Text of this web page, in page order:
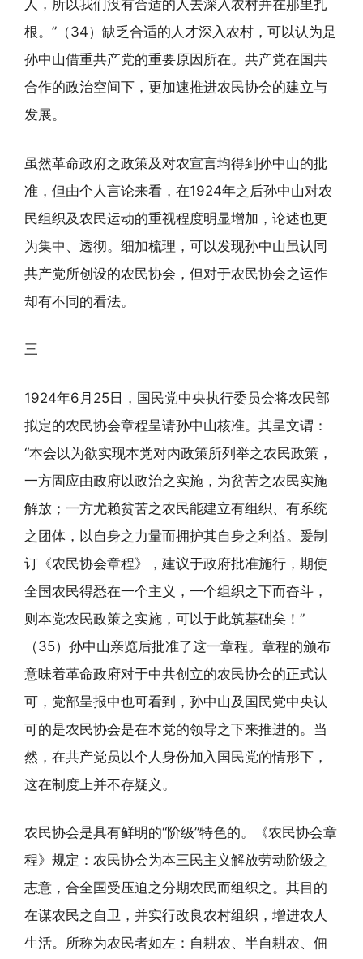
人，所以我们没有合适的人去深入农村并在那里扎
根。”（34）缺乏合适的人才深入农村，可以认为是
孙中山借重共产党的重要原因所在。共产党在国共
合作的政治空间下，更加速推进农民协会的建立与
发展。
虽然革命政府之政策及对农宣言均得到孙中山的批
准，但由个人言论来看，在1924年之后孙中山对农
民组织及农民运动的重视程度明显增加，论述也更
为集中、透彻。细加梳理，可以发现孙中山虽认同
共产党所创设的农民协会，但对于农民协会之运作
却有不同的看法。
三
1924年6月25日，国民党中央执行委员会将农民部
拟定的农民协会章程呈请孙中山核准。其呈文谓：
“本会以为欲实现本党对内政策所列举之农民政策，
一方固应由政府以政治之实施，为贫苦之农民实施
解放；一方尤赖贫苦之农民能建立有组织、有系统
之团体，以自身之力量而拥护其自身之利益。爰制
订《农民协会章程》，建议于政府批准施行，期使
全国农民得悉在一个主义，一个组织之下而奋斗，
则本党农民政策之实施，可以于此筑基础矣！”
（35）孙中山亲览后批准了这一章程。章程的颁布
意味着革命政府对于中共创立的农民协会的正式认
可，党部呈报中也可看到，孙中山及国民党中央认
可的是农民协会是在本党的领导之下来推进的。当
然，在共产党员以个人身份加入国民党的情形下，
这在制度上并不存疑义。
农民协会是具有鲜明的“阶级”特色的。《农民协会章
程》规定：农民协会为本三民主义解放劳动阶级之
志意，合全国受压迫之分期农民而组织之。其目的
在谋农民之自卫，并实行改良农村组织，增进农人
生活。所称为农民者如左：自耕农、半自耕农、佃